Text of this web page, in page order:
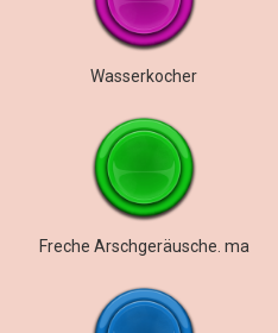
Wasserkocher
Freche Arschgeräusche. ma